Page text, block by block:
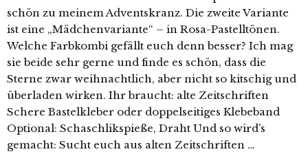
schön zu meinem Adventskranz. Die zweite Variante
ist eine „Mädchenvariante“ – in Rosa-Pastelltönen.
Welche Farbkombi gefällt euch denn besser? Ich mag
sie beide sehr gerne und finde es schön, dass die
Sterne zwar weihnachtlich, aber nicht so kitschig und
überladen wirken. Ihr braucht: alte Zeitschriften
Schere Bastelkleber oder doppelseitiges Klebeband
Optional: Schaschlikspieße, Draht Und so wird’s
gemacht: Sucht euch aus alten Zeitschriften …